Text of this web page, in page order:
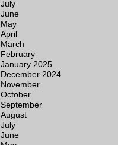
July
June
May
April
March
February
January 2025
December 2024
November
October
September
August
July
June